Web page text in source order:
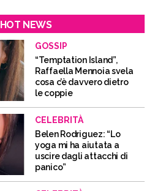
HOT NEWS
GOSSIP
“Temptation Island”,
Raffaella Mennoia svela
cosa c’è davvero dietro
le coppie
CELEBRITÀ
Belen Rodriguez: “Lo
yoga mi ha aiutata a
uscire dagli attacchi di
panico”